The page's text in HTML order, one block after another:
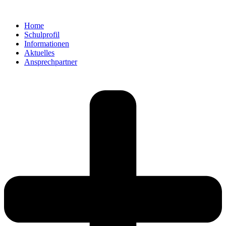
Home
Schulprofil
Informationen
Aktuelles
Ansprechpartner